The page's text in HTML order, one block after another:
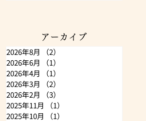
アーカイブ
2026年8月 （2）
2026年6月
（1）
2026年4月
（1）
2026年3月
（2）
2026年2月
（3）
2025年11月
（1）
2025年10月
（1）